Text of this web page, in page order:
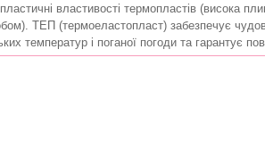
властивості термопластів (висока
ТЕП (термоеластопласт) забезпечує
температур і поганої погоди та гарантує